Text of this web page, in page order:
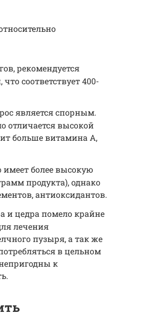
рекомендуется
соответствует 400-
является спорным.
отличается высокой
больше витамина А,
более высокую
продукта), однако
антиоксидантов.
и цедра помело крайне
лечения
пузыря, а так же
в цельном
к